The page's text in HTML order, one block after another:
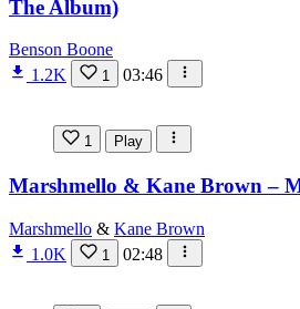
The Album)
Benson Boone
1.2K
1 03:46
1 Play
Marshmello & Kane Brown –
Marshmello & Kane Brown
1.0K
1 02:48